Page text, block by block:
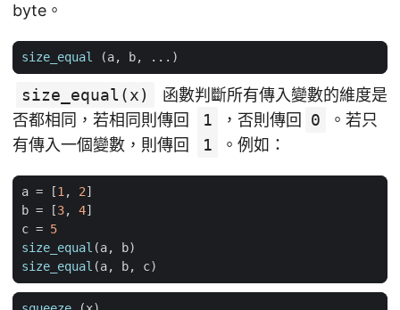
byte。
size_equal (a, b, ...)
size_equal(x)
函數判斷所有傳入變數的維度是
否都相同，若相同則傳回
1 ，否則傳回 0
。若只
有傳入一個變數，則傳回
1 。例如：
a = [1, 2]
b = [3, 4]
c = 5
size_equal (a, b)
size_equal (a, b, c)